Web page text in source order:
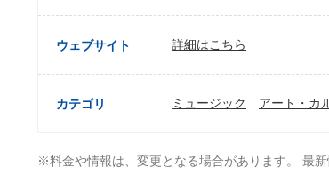
ウェブサイト 詳細はこちら
カテゴリ ミュージック アート・カ
※料金や情報は、変更となる場合があります。 最